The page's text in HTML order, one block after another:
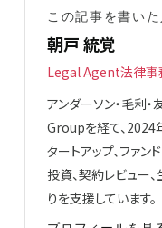
この記事を書いた
朝戸 統覚
Legal Agent法律事
アンダーソン・毛利
Groupを経て、2024
タートアップ、ファン
投資、契約レビュー
りを支援しています。